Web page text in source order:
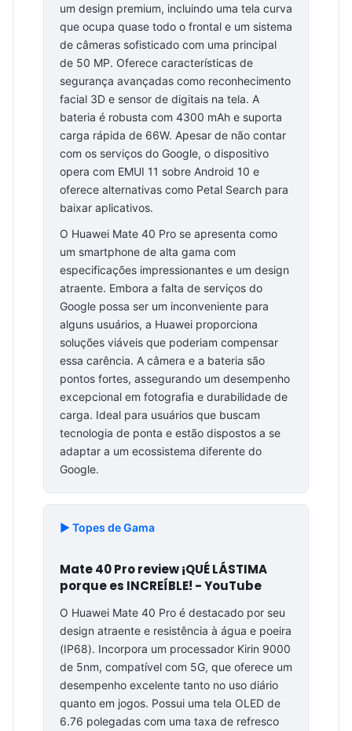
um design premium, incluindo uma tela curva
que ocupa quase todo o frontal e um sistema
de câmeras sofisticado com uma principal
de 50 MP. Oferece características de
segurança avançadas como reconhecimento
facial 3D e sensor de digitais na tela. A
bateria é robusta com 4300 mAh e suporta
carga rápida de 66W. Apesar de não contar
com os serviços do Google, o dispositivo
opera com EMUI 11 sobre Android 10 e
oferece alternativas como Petal Search para
baixar aplicativos.
O Huawei Mate 40 Pro se apresenta como
um smartphone de alta gama com
especificações impressionantes e um design
atraente. Embora a falta de serviços do
Google possa ser um inconveniente para
alguns usuários, a Huawei proporciona
soluções viáveis que poderiam compensar
essa carência. A câmera e a bateria são
pontos fortes, assegurando um desempenho
excepcional em fotografia e durabilidade de
carga. Ideal para usuários que buscam
tecnologia de ponta e estão dispostos a se
adaptar a um ecossistema diferente do
Google.
▶️ Topes de Gama
Mate 40 Pro review ¡QUÉ LÁSTIMA
porque es INCREÍBLE! - YouTube
O Huawei Mate 40 Pro é destacado por seu
design atraente e resistência à água e poeira
(IP68). Incorpora um processador Kirin 9000
de 5nm, compatível com 5G, que oferece um
desempenho excelente tanto no uso diário
quanto em jogos. Possui uma tela OLED de
6.76 polegadas com uma taxa de refresco